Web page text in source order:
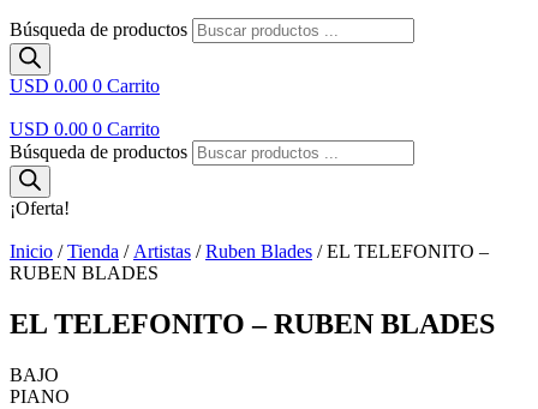
Búsqueda de productos
USD 0.00 0 Carrito
USD 0.00 0 Carrito
Búsqueda de productos
¡Oferta!
Inicio /Tienda / Artistas /Ruben Blades / EL TELEFONITO –
RUBEN BLADES
EL TELEFONITO – RUBEN BLADES
BAJO
PIANO